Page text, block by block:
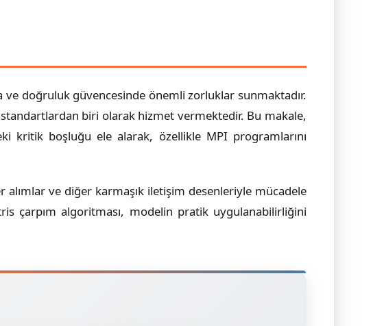
doğruluk güvencesinde önemli zorluklar sunmaktadır.
biri olarak hizmet vermektedir. Bu makale,
kritik boşluğu ele alarak, özellikle MPI programlarını
ve diğer karmaşık iletişim desenleriyle mücadele
çarpım algoritması, modelin pratik uygulanabilirliğini